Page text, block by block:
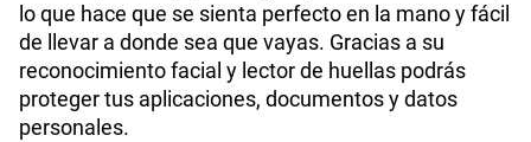
Peso 210 gr
lo que hace que se sienta perfecto en la mano y fácil
de llevar a donde sea que vayas. Gracias a su
reconocimiento facial y lector de huellas podrás
proteger tus aplicaciones, documentos y datos
personales.